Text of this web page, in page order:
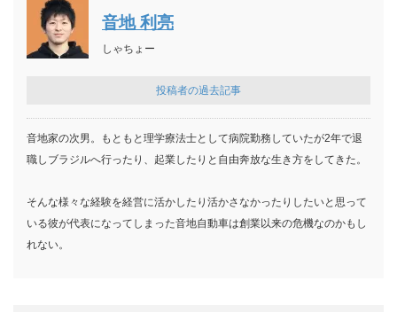
音地 利亮
しゃちょー
投稿者の過去記事
音地家の次男。もともと理学療法士として病院勤務していたが2年で退
職しブラジルへ行ったり、起業したりと自由奔放な生き方をしてきた。
そんな様々な経験を経営に活かしたり活かさなかったりしたいと思って
いる彼が代表になってしまった音地自動車は創業以来の危機なのかもし
れない。